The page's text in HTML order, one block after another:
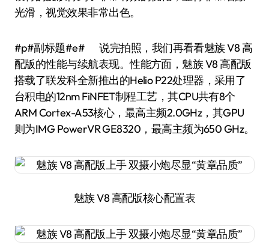
光滑，视觉效果非常出色。
#p#副标题#e# 说完拍照，我们再看看魅族 V8 高
配版的性能与续航表现。性能方面，魅族 V8 高配版
搭载了联发科全新推出的Helio P22处理器，采用了
台积电的12nm FiNFET制程工艺，其CPU共有8个
ARM Cortex-A53核心，最高主频2.0GHz，其GPU
则为IMG PowerVR GE8320，最高主频为650 GHz。
魅族 V8 高配版核心配置表